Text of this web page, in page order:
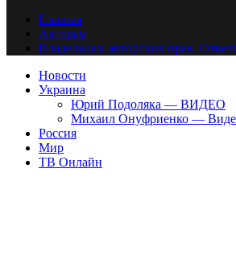
Главная
Авторам
Владельцам авторских прав.
Новости
Украина
Юрий Подоляка — ВИДЕО
Михаил Онуфриенко —
Россия
Мир
ТВ Онлайн